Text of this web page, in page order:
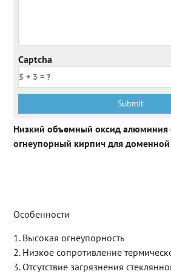
Captcha
Низкий объемный оксид алюминия
огнеупорный кирпич для
Особенности
1. Высокая огнеупорность
2. Низкое сопротивление
3. Отсутствие загрязнения